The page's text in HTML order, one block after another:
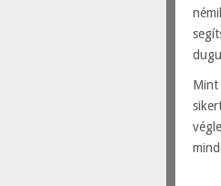
Mint